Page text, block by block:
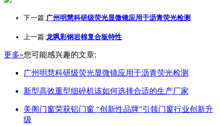
下一篇:广州明慧科研级荧光显微镜应用于沥青荧光检测
上一篇:龙飒彩钢岩棉复合板特性
更多»您可能感兴趣的文章:
广州明慧科研级荧光显微镜应用于沥青荧光检测
新型高效重型细碎机该如何选择合适的生产厂家
美阁门窗荣获铝门窗 “创新性品牌”引领门窗行业创新升
级